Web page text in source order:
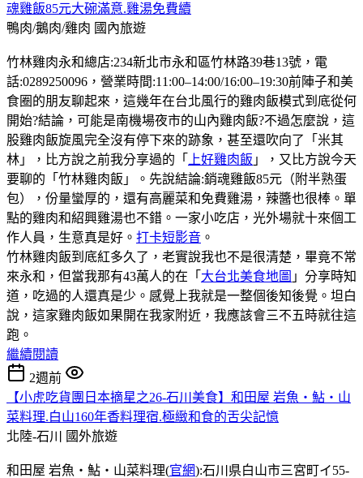
魂雞飯85元大碗滿意.雞湯免費續
鴨肉/鵝肉/雞肉 國內旅遊
竹林雞肉永和總店:234新北市永和區竹林路39巷13號，電
話:0289250096，營業時間:11:00–14:00/16:00–19:30前陣子和美
食圈的朋友聊起來，這幾年在台北風行的雞肉飯模式到底從何
開始?結論，可能是南機場夜市的山內雞肉飯?不過怎麼說，這
股雞肉飯旋風完全沒有停下來的跡象，甚至還吹向了「米其
林」，比方說之前我分享過的「
上好雞肉飯 」，又比方說今天
要聊的「竹林雞肉飯」。先說結論:銷魂雞飯85元（附半熟蛋
包），份量蠻厚的，還有高麗菜和免費雞湯，辣醬也很棒。單
點的雞肉和紹興雞湯也不錯。一家小吃店，光外場就十來個工
作人員，生意真是好。 打卡短影音 。
竹林雞肉飯到底紅多久了，老實說我也不是很清楚，畢竟不常
來永和，但當我那有43萬人的在「 大台北美食地圖 」分享時知
道，吃過的人還真是少。感覺上我就是一整個後知後覺。坦白
說，這家雞肉飯如果開在我家附近，我應該會三不五時就往這
跑。
繼續閱讀
2週前
【小虎吃貨團日本摘星之26-石川美食】和田屋 岩魚・鮎・山
菜料理.白山160年香料理宿.極緻和食的舌尖記憶
北陸-石川
國外旅遊
和田屋 岩魚・鮎・山菜料理(官網):石川県白山市三宮町イ55-